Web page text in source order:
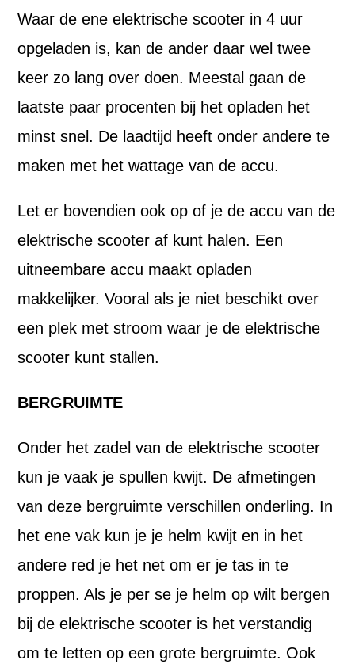
Waar de ene elektrische scooter in 4 uur
opgeladen is, kan de ander daar wel twee
keer zo lang over doen. Meestal gaan de
laatste paar procenten bij het opladen het
minst snel. De laadtijd heeft onder andere te
maken met het wattage van de accu.
Let er bovendien ook op of je de accu van de
elektrische scooter af kunt halen. Een
uitneembare accu maakt opladen
makkelijker. Vooral als je niet beschikt over
een plek met stroom waar je de elektrische
scooter kunt stallen.
BERGRUIMTE
Onder het zadel van de elektrische scooter
kun je vaak je spullen kwijt. De afmetingen
van deze bergruimte verschillen onderling. In
het ene vak kun je je helm kwijt en in het
andere red je het net om er je tas in te
proppen. Als je per se je helm op wilt bergen
bij de elektrische scooter is het verstandig
om te letten op een grote bergruimte. Ook